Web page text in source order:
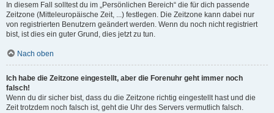
In diesem Fall solltest du im „Persönlichen Bereich“ die für dich passende
Zeitzone (Mitteleuropäische Zeit, ...) festlegen. Die Zeitzone kann dabei nur
von registrierten Benutzern geändert werden. Wenn du noch nicht registriert
bist, ist dies ein guter Grund, dies jetzt zu tun.
Nach oben
Ich habe die Zeitzone eingestellt, aber die Forenuhr geht immer noch
falsch!
Wenn du dir sicher bist, dass du die Zeitzone richtig eingestellt hast und die
Zeit trotzdem noch falsch ist, geht die Uhr des Servers vermutlich falsch.